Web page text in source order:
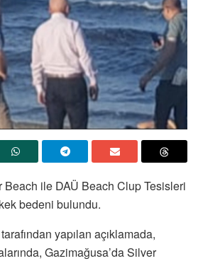
Beach ile DAÜ Beach Clup Tesisleri
bedeni bulundu.
yapılan açıklamada,
Gazimağusa’da Silver